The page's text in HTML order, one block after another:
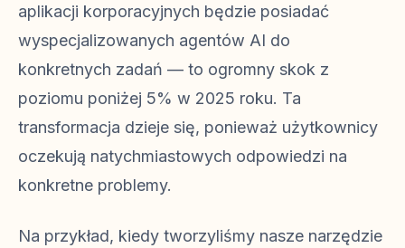
aplikacji korporacyjnych będzie posiadać
wyspecjalizowanych agentów AI do
konkretnych zadań — to ogromny skok z
poziomu poniżej 5% w 2025 roku. Ta
transformacja dzieje się, ponieważ użytkownicy
oczekują natychmiastowych odpowiedzi na
konkretne problemy.
Na przykład, kiedy tworzyliśmy nasze narzędzie